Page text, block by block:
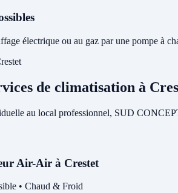
électrique ou au gaz par une pompe à
de climatisation à
au local professionnel, SUD
Air-Air à Crestet
• Chaud & Froid